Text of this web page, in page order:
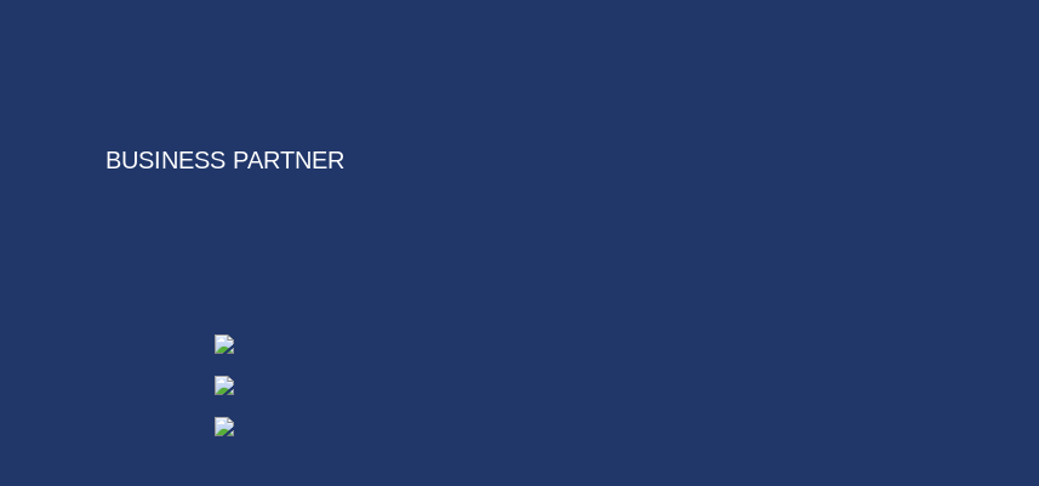
BUSINESS PARTNER